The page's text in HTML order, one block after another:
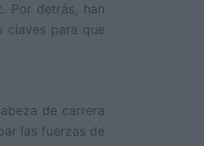
Por detrás, han
claves para que
de carrera
las fuerzas de